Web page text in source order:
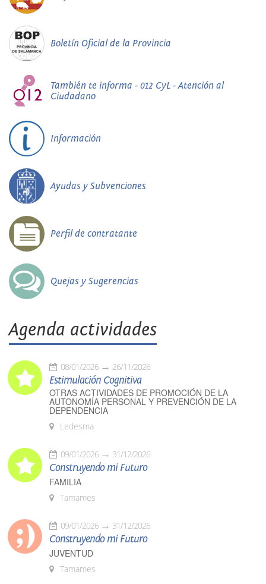
Boletín Oficial de la Provincia
También te informa - 012 CyL - Atención al
Ciudadano
Información
Ayudas y Subvenciones
Perfil de contratante
Quejas y Sugerencias
Agenda actividades
08/01/2026 26/11/2026
Estimulación Cognitiva
OTRAS ACTIVIDADES DE PROMOCIÓN DE LA
AUTONOMÍA PERSONAL Y PREVENCIÓN DE LA
DEPENDENCIA
Ledesma
09/01/2026 31/12/2026
Construyendo mi Futuro
FAMILIA
Tamames
09/01/2026 31/12/2026
Construyendo mi Futuro
JUVENTUD
Tamames